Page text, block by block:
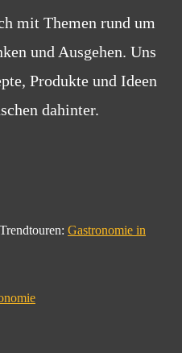
mit Themen rund um
und Ausgehen. Uns
Produkte und Ideen
dahinter.
Trendtouren: Gastronomie in